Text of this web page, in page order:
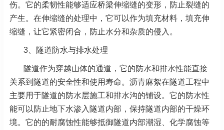
伤。它的柔韧性能够适应桥梁伸缩缝的变形，防止裂缝的
产生。在伸缩缝的处理中，它可以作为填充材料，填充伸
缩缝，让它紧密闭合，防止水分和杂质的侵入。
3、隧道防水与排水处理
隧道作为穿越山体的通道，它的防水和排水性能直接
关系到隧道的安全性和使用寿命。沥青麻絮在隧道工程中
主要用于隧道的防水层施工和排水沟的铺设。它的防水性
能可以防止地下水渗入隧道内部，保持隧道内部的干燥环
境。它的的耐腐蚀性能够抵御隧道内部潮湿、化学腐蚀等